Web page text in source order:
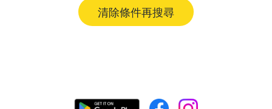
清除條件再搜尋